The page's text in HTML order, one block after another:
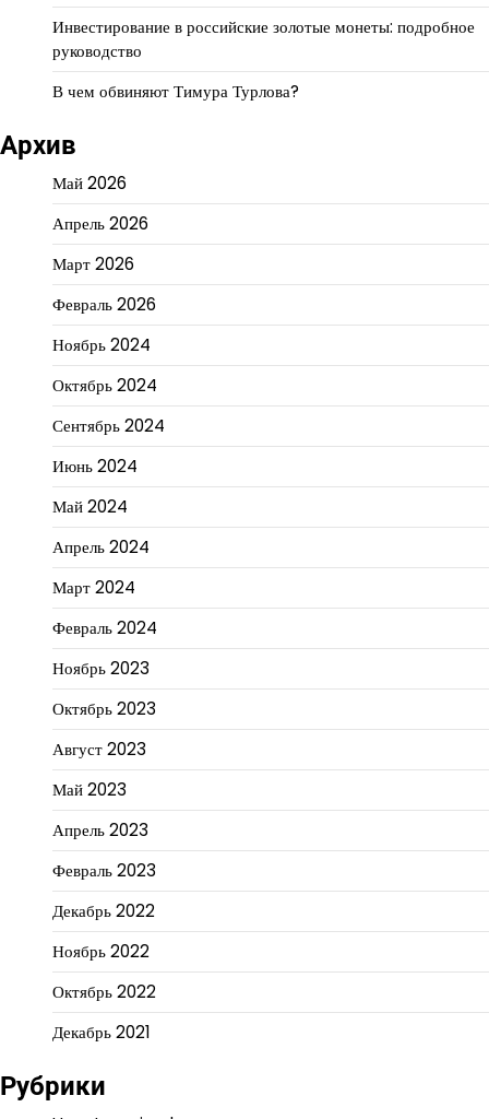
Инвестирование в российские золотые монеты: подробное
руководство
В чем обвиняют Тимура Турлова?
Архив
Май 2026
Апрель 2026
Март 2026
Февраль 2026
Ноябрь 2024
Октябрь 2024
Сентябрь 2024
Июнь 2024
Май 2024
Апрель 2024
Март 2024
Февраль 2024
Ноябрь 2023
Октябрь 2023
Август 2023
Май 2023
Апрель 2023
Февраль 2023
Декабрь 2022
Ноябрь 2022
Октябрь 2022
Декабрь 2021
Рубрики